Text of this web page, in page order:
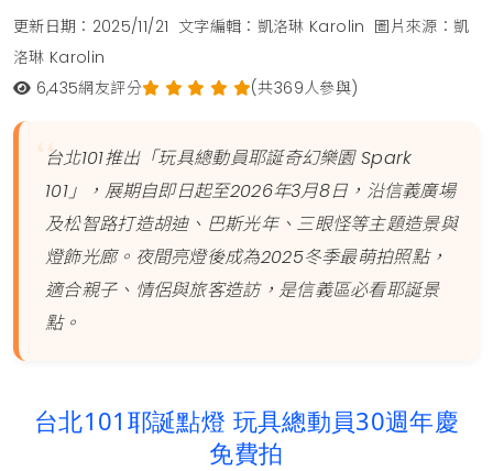
更新日期：2025/11/21 文字編輯：凱洛琳 Karolin 圖片來源：凱
洛琳 Karolin
6,435網友評分 (共369人參與)
台北101推出「玩具總動員耶誕奇幻樂園 Spark
101」，展期自即日起至2026年3月8日，沿信義廣場
及松智路打造胡迪、巴斯光年、三眼怪等主題造景與
燈飾光廊。夜間亮燈後成為2025冬季最萌拍照點，
適合親子、情侶與旅客造訪，是信義區必看耶誕景
點。
台北101耶誕點燈 玩具總動員30週年慶
免費拍